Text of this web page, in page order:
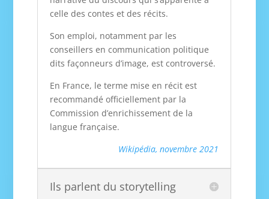
celle des contes et des récits.
Son emploi, notamment par les
conseillers en communication politique
dits façonneurs d’image, est controversé.
En France, le terme mise en récit est
recommandé officiellement par la
Commission d’enrichissement de la
langue française.
Wikipédia, novembre 2021
Ils parlent du storytelling